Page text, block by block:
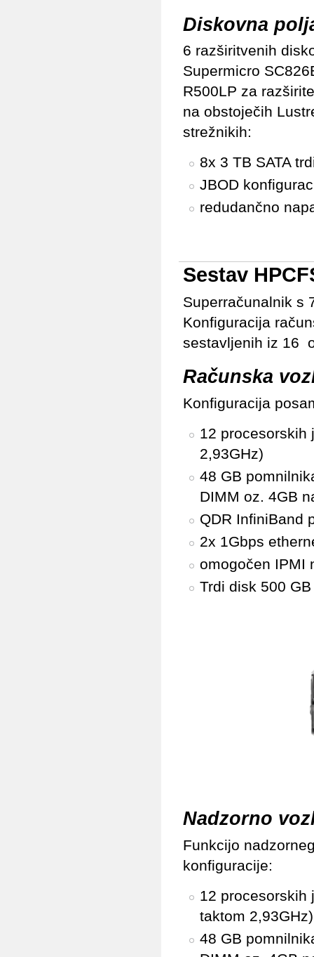
Diskovna
6 razširitvenih
Supermicro
R500LP za
na obstoječih
strežnikih:
8x 3 TB SATA
JBOD
redudančno
Sestav
Superračunalnik s
Konfiguracija
sestavljenih iz 16
Računska
Konfiguracija
12 procesorskih
2,93GHz)
48 GB
DIMM oz. 4GB
QDR InfiniBand
2x 1Gbps
omogočen IPMI
Trdi disk 500 GB
Nadzorno
Funkcijo
konfiguracije:
12 procesorskih
taktom 2,93GHz)
48 GB